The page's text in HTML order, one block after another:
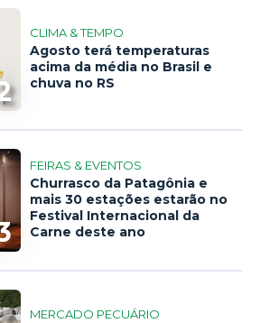
CLIMA & TEMPO
Agosto terá temperaturas
acima da média no Brasil e
chuva no RS
FEIRAS & EVENTOS
Churrasco da Patagônia e
mais 30 estações estarão no
Festival Internacional da
Carne deste ano
MERCADO PECUÁRIO